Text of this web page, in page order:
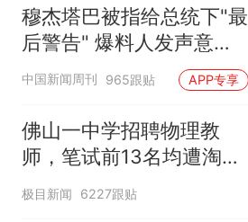
穆杰塔巴被指给总统下"最
后警告" 爆料人发声意味
深长
中国新闻周刊 965跟贴 APP专享
佛山一中学招聘物理教
师，笔试前13名均遭淘
汰？教育局：已叫停招
聘，成立调查组全面核查
极目新闻 6227跟贴